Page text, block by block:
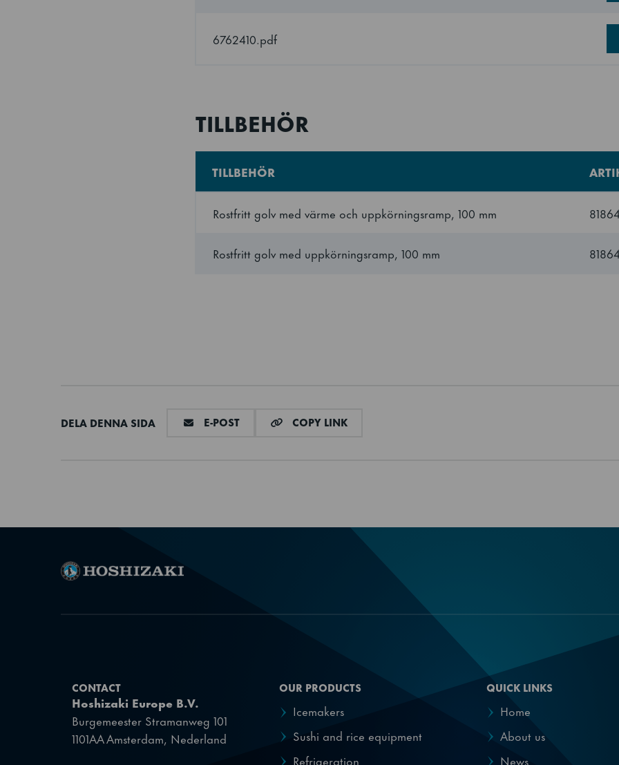
6762410.pdf
TILLBEHÖR
TILLBEHÖR
Rostfritt golv med värme och uppkörningsramp, 100 mm
Rostfritt golv med uppkörningsramp, 100 mm
DELA DENNA SIDA E-POSTDELA VIA E-MAILCOPY LINKCOPY LINK
CONTACT
Hoshizaki Europe B.V.
Burgemeester Stramanweg 101
1101AA Amsterdam, Nederland
OUR PRODUCTS
Icemakers
Sushi and rice equipment
Refrigeration
QUICK LINKS
Home
About us
News